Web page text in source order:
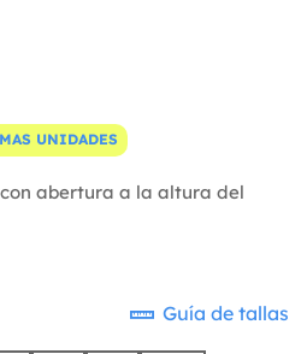
UNIDADES
abertura a la altura del
Guía de tallas